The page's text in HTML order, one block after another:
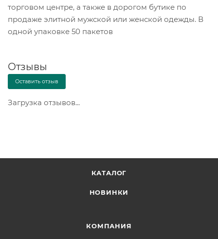
торговом центре, а также в дорогом бутике по
продаже элитной мужской или женской одежды. В
одной упаковке 50 пакетов
Отзывы
Оставить отзыв
Загрузка отзывов...
КАТАЛОГ
НОВИНКИ
КОМПАНИЯ